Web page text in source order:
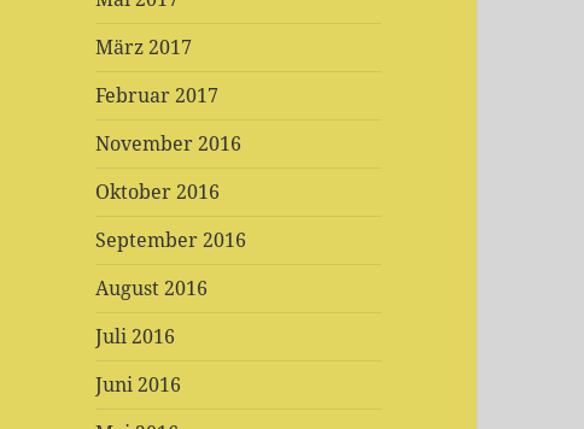
März 2017
Februar 2017
November 2016
Oktober 2016
September 2016
August 2016
Juli 2016
Juni 2016